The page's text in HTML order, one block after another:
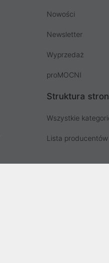
Nowości
Newsletter
Wyprzedaż
proMOCNI
Struktura
Wszystkie
Lista producentów